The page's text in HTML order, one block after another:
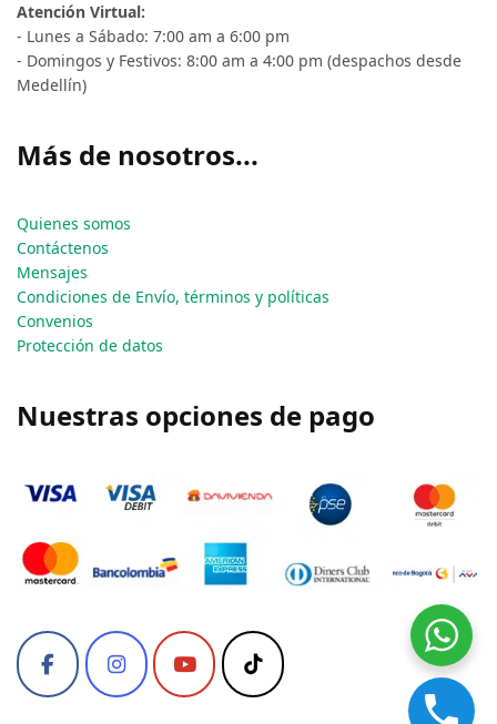
Atención Virtual:
- Lunes a Sábado: 7:00 am a 6:00 pm
- Domingos y Festivos: 8:00 am a 4:00 pm (despachos desde
Medellín)
Más de nosotros...
Quienes somos
Contáctenos
Mensajes
Condiciones de Envío, términos y políticas
Convenios
Protección de datos
Nuestras opciones de pago